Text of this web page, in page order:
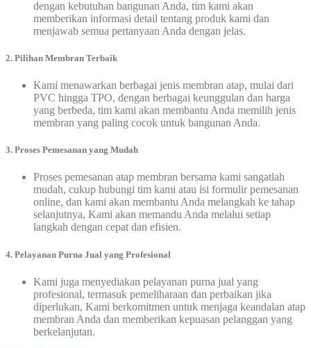
dengan kebutuhan bangunan Anda, tim kami akan
memberikan informasi detail tentang produk kami dan
menjawab semua pertanyaan Anda dengan jelas.
2. Pilihan Membran Terbaik
Kami menawarkan berbagai jenis membran atap, mulai dari
PVC hingga TPO, dengan berbagai keunggulan dan harga
yang berbeda, tim kami akan membantu Anda memilih jenis
membran yang paling cocok untuk bangunan Anda.
3. Proses Pemesanan yang Mudah
Proses pemesanan atap membran bersama kami sangatlah
mudah, cukup hubungi tim kami atau isi formulir pemesanan
online, dan kami akan membantu Anda melangkah ke tahap
selanjutnya, Kami akan memandu Anda melalui setiap
langkah dengan cepat dan efisien.
4. Pelayanan Purna Jual yang Profesional
Kami juga menyediakan pelayanan purna jual yang
profesional, termasuk pemeliharaan dan perbaikan jika
diperlukan, Kami berkomitmen untuk menjaga keandalan atap
membran Anda dan memberikan kepuasan pelanggan yang
berkelanjutan.